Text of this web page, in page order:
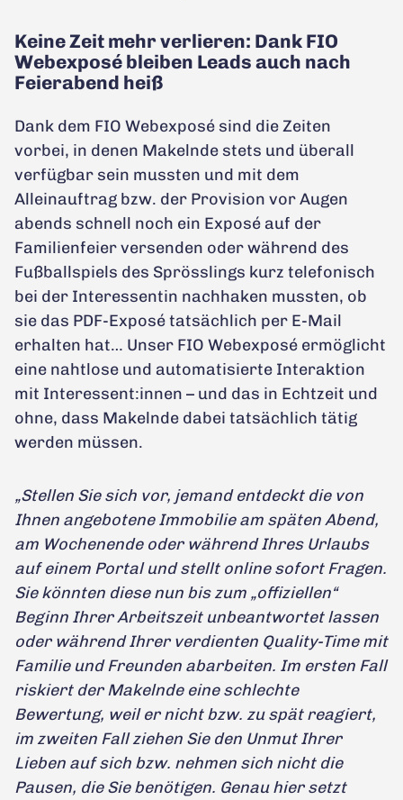
Keine Zeit mehr verlieren: Dank FIO
Webexposé bleiben Leads auch nach
Feierabend heiß
Dank dem FIO Webexposé sind die Zeiten
vorbei, in denen Makelnde stets und überall
verfügbar sein mussten und mit dem
Alleinauftrag bzw. der Provision vor Augen
abends schnell noch ein Exposé auf der
Familienfeier versenden oder während des
Fußballspiels des Sprösslings kurz telefonisch
bei der Interessentin nachhaken mussten, ob
sie das PDF-Exposé tatsächlich per E-Mail
erhalten hat… Unser FIO Webexposé ermöglicht
eine nahtlose und automatisierte Interaktion
mit Interessent:innen – und das in Echtzeit und
ohne, dass Makelnde dabei tatsächlich tätig
werden müssen.
„Stellen Sie sich vor, jemand entdeckt die von
Ihnen angebotene Immobilie am späten Abend,
am Wochenende oder während Ihres Urlaubs
auf einem Portal und stellt online sofort Fragen.
Sie könnten diese nun bis zum „offiziellen“
Beginn Ihrer Arbeitszeit unbeantwortet lassen
oder während Ihrer verdienten Quality-Time mit
Familie und Freunden abarbeiten. Im ersten Fall
riskiert der Makelnde eine schlechte
Bewertung, weil er nicht bzw. zu spät reagiert,
im zweiten Fall ziehen Sie den Unmut Ihrer
Lieben auf sich bzw. nehmen sich nicht die
Pausen, die Sie benötigen. Genau hier setzt